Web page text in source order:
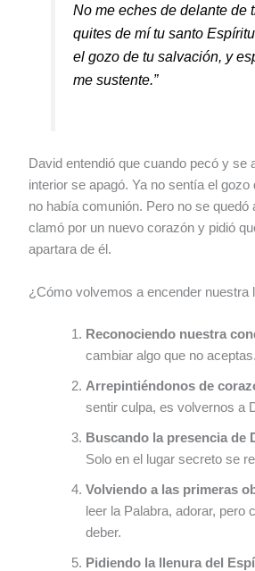
No me eches de delante de
quites de mí tu santo
el gozo de tu salvación, y
me sustente.”
David entendió que cuando pecó y se
interior se apagó. Ya no sentía el
no había comunión. Pero no se quedó
clamó por un nuevo corazón y pidió
apartara de él.
¿Cómo volvemos a encender nuestra
Reconociendo nuestra
cambiar algo que no aceptas.
Arrepintiéndonos de
sentir culpa, es volvernos a
Buscando la presencia de
Solo en el lugar secreto se
Volviendo a las primeras
leer la Palabra, adorar, pero
deber.
Pidiendo la llenura del